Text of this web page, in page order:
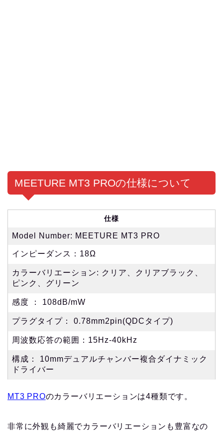
MEETURE MT3 PROの仕様について
仕様
Model Number: MEETURE MT3 PRO
インピーダンス：18Ω
カラーバリエーション: クリア、クリアブラック、
ピンク、グリーン
感度 ： 108dB/mW
プラグタイプ： 0.78mm2pin(QDCタイプ)
周波数応答の範囲：15Hz-40kHz
構成： 10mmデュアルチャンバー複合ダイナミック
ドライバー
MT3 PROのカラーバリエーションは4種類です。
非常に外観も綺麗でカラーバリエーションも豊富なの